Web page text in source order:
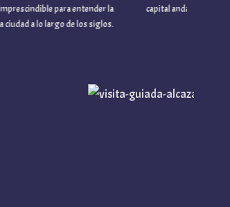
capital andaluza, este free tour por
para entender la
de los siglos.